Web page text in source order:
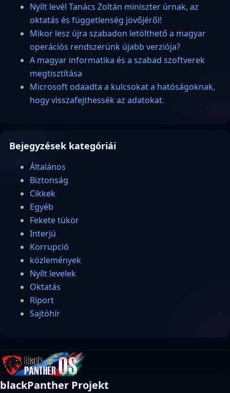
Nyílt levél Tanács Zoltán miniszter úrnak, az
oktatás és függetlenség jövőjéről!
Mikor lesz újra szabadon letölthető a magyar
operációs rendszerünk újabb verziója?
A magyar informatika és a szabad szoftverek
megtisztítása
Microsoft odaadta a kulcsokat a hatóságoknak,
hogy visszafejthessék az adatokat.
Bejegyzések kategóriái
Általános
Biztonság
Cikkek
Egyéb
Fekete tükör
Interjú
Korrupció
közlemények
Nyílt levelek
Oktatás
Riport
Sajtóhír
blackPanther Projekt